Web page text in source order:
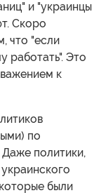
и "украинцы
Скоро
что "если
работать". Это
к
по
политики,
были